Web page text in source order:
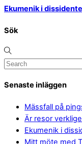
Ekumenik i
Sök
Senaste inläggen
Mässfall på
Är resor
Ekumenik i
Mitt möte med